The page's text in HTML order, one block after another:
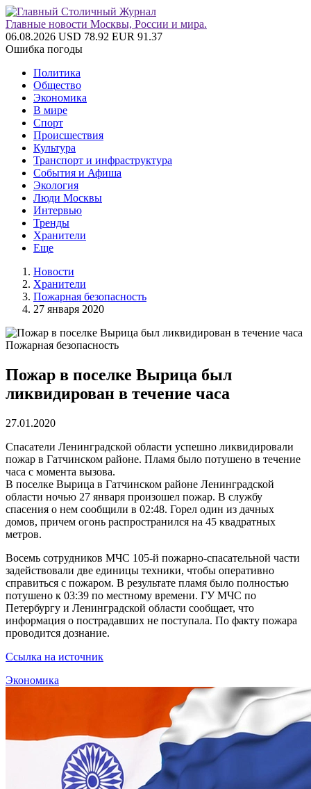
Главные новости Москвы, России и мира.
06.08.2026 USD 78.92 EUR 91.37
Ошибка погоды
Политика
Общество
Экономика
В мире
Спорт
Происшествия
Культура
Транспорт и инфраструктура
События и Афиша
Экология
Люди Москвы
Интервью
Тренды
Хранители
Еще
Новости
Хранители
Пожарная безопасность
27 января 2020
Пожарная безопасность
Пожар в поселке Вырица был
ликвидирован в течение часа
27.01.2020
Спасатели Ленинградской области успешно ликвидировали
пожар в Гатчинском районе. Пламя было потушено в течение
часа с момента вызова.
В поселке Вырица в Гатчинском районе Ленинградской
области ночью 27 января произошел пожар. В службу
спасения о нем сообщили в 02:48. Горел один из дачных
домов, причем огонь распространился на 45 квадратных
метров.
Восемь сотрудников МЧС 105-й пожарно-спасательной части
задействовали две единицы техники, чтобы оперативно
справиться с пожаром. В результате пламя было полностью
потушено к 03:39 по местному времени. ГУ МЧС по
Петербургу и Ленинградской области сообщает, что
информация о пострадавших не поступала. По факту пожара
проводится дознание.
Ссылка на источник
Экономика